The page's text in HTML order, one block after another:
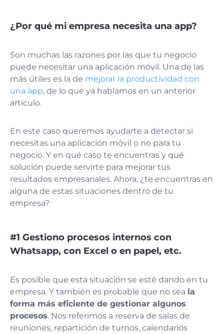
¿Por qué mi empresa necesita una app?
Son muchas las razones por las que tu negocio
puede necesitar una aplicación móvil. Una de las
más útiles es la de mejorar la productividad con
una app, de lo que ya hablamos en un anterior
artículo.
En este caso queremos ayudarte a detectar si
necesitas una aplicación móvil o no para tu
negocio. Y en qué caso te encuentras y qué
solución puede servirte para mejorar tus
resultados empresariales. Ahora, ¿te encuentras en
alguna de estas situaciones dentro de tu
empresa?
#1 Gestiono procesos internos con
Whatsapp, con Excel o en papel, etc.
Es posible que esta situación se esté dando en tu
empresa. Y también es probable que no sea la
forma más eficiente de gestionar algunos
procesos. Nos referimos a reserva de salas de
reuniones, repartición de turnos, calendarios